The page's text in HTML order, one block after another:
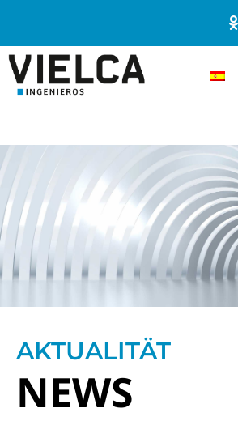
AKTUALITÄT
NEWS